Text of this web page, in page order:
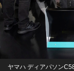
ヤマハ ディアパソン